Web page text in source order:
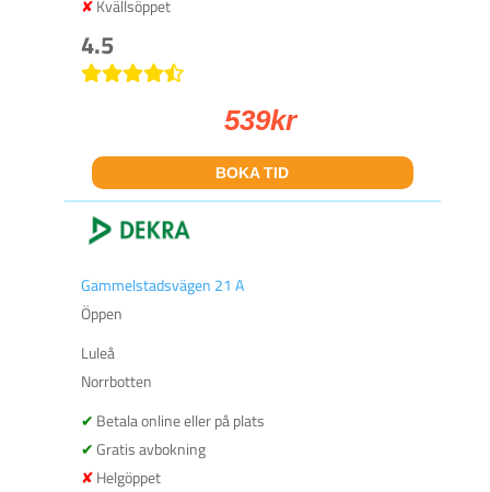
Kvällsöppet
4.5
539kr
BOKA TID
Gammelstadsvägen 21 A
Öppen
Luleå
Norrbotten
Betala online eller på plats
Gratis avbokning
Helgöppet